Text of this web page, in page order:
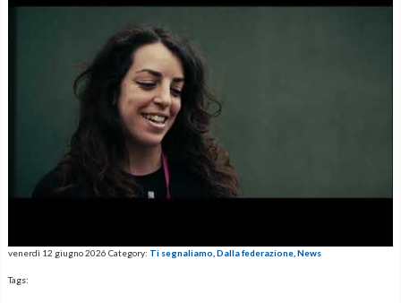
venerdì 12 giugno 2026 Category: Ti segnaliamo Dalla federazione, News
Tags: